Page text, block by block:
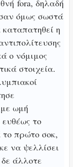
fora, δηλαδή
όμως σωστά
η
ο νόμιμος
στοιχεία.
ωμή
το
πρώτο σοκ,
να ψελλίσει
δε άλλοτε